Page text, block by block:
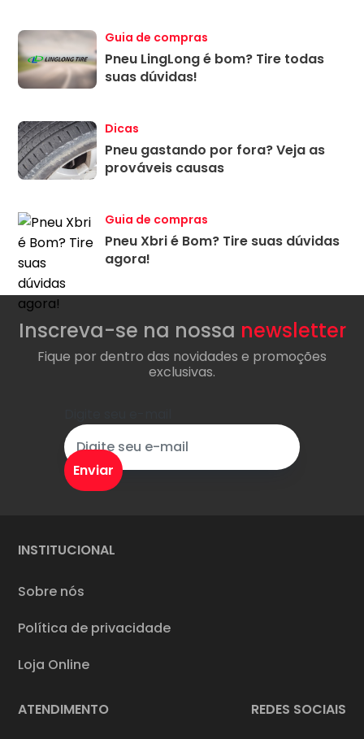
Guia de compras
Pneu LingLong é bom? Tire todas
suas dúvidas!
Dicas
Pneu gastando por fora? Veja as
prováveis causas
Guia de compras
Pneu Xbri é Bom? Tire suas dúvidas
agora!
Inscreva-se na nossa newsletter
Fique por dentro das novidades e promoções
exclusivas.
INSTITUCIONAL
Sobre nós
Política de privacidade
Loja Online
ATENDIMENTO REDES SOCIAIS